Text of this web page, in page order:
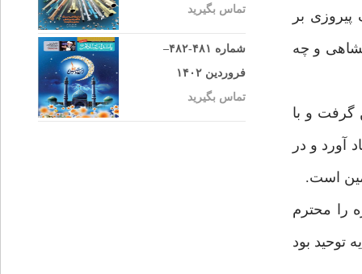
بر
و چه
بايد جشن گرفت و با
و به ياد آورد و در
است.
را محترم
توحيد بود
تماس بگیرید
شماره ۴۸۱-۴۸۲–
فروردین ۱۴۰۲
تماس بگیرید